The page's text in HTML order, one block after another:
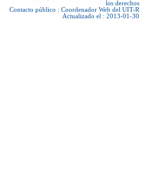
los derechos
Contacto público : Coordenador Web del UIT-R
Actualizado el : 2013-01-30